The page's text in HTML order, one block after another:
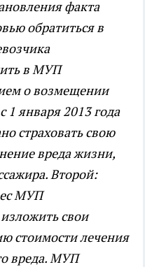
факта
обратиться в
в МУП
о возмещении
1 января 2013 года
страховать свою
вреда жизни,
Второй:
МУП
свои
стоимости лечения
вреда. МУП